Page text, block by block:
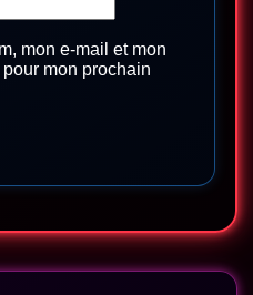
mon e-mail et mon
mon prochain